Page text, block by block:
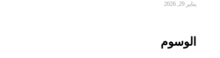
يناير 29, 2026
الوسوم